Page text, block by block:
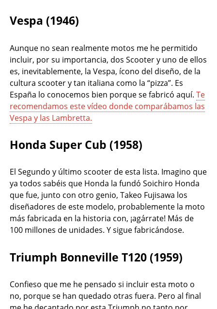
Vespa (1946)
Aunque no sean realmente motos me he permitido
incluir, por su importancia, dos Scooter y uno de ellos
es, inevitablemente, la Vespa, ícono del diseño, de la
cultura scooter y tan italiana como la “pizza”. Es
España lo conocemos bien porque se fabricó aquí. Te
recomendamos este vídeo donde comparábamos las
Vespa y las Lambretta.
Honda Super Cub (1958)
El Segundo y último scooter de esta lista. Imagino que
ya todos sabéis que Honda la fundó Soichiro Honda
que fue, junto con otro genio, Takeo Fujisawa los
diseñadores de este modelo, probablemente la moto
más fabricada en la historia con, ¡agárrate! Más de
100 millones de unidades. Y sigue fabricándose.
Triumph Bonneville T120 (1959)
Confieso que me he pensado si incluir esta moto o
no, porque se han quedado otras fuera. Pero al final